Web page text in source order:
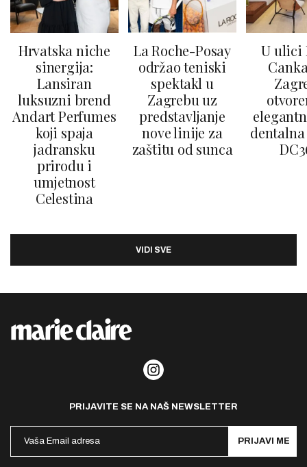
Hrvatska niche
sinergija:
Lansiran
luksuzni brend
Andart Perfumes
koji spaja
jadransku
prirodu i
umjetnost
Celestina
La Roche-Posay
održao teniski
spektakl u
Zagrebu uz
predstavljanje
nove linije za
zaštitu od sunca
U ulici
VIDI SVE
PRIJAVITE SE NA NAŠ NEWSLETTER
PRIJAVI ME